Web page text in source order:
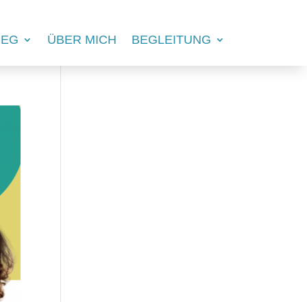
ÜBER MICH BEGLEITUNG